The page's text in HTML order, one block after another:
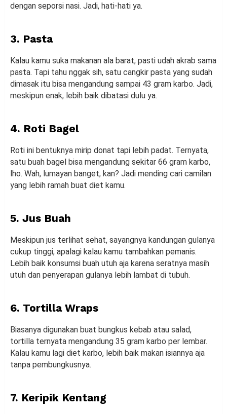
dengan seporsi nasi. Jadi, hati-hati ya.
3. Pasta
Kalau kamu suka makanan ala barat, pasti udah akrab sama
pasta. Tapi tahu nggak sih, satu cangkir pasta yang sudah
dimasak itu bisa mengandung sampai 43 gram karbo. Jadi,
meskipun enak, lebih baik dibatasi dulu ya.
4. Roti Bagel
Roti ini bentuknya mirip donat tapi lebih padat. Ternyata,
satu buah bagel bisa mengandung sekitar 66 gram karbo,
lho. Wah, lumayan banget, kan? Jadi mending cari camilan
yang lebih ramah buat diet kamu.
5. Jus Buah
Meskipun jus terlihat sehat, sayangnya kandungan gulanya
cukup tinggi, apalagi kalau kamu tambahkan pemanis.
Lebih baik konsumsi buah utuh aja karena seratnya masih
utuh dan penyerapan gulanya lebih lambat di tubuh.
6. Tortilla Wraps
Biasanya digunakan buat bungkus kebab atau salad,
tortilla ternyata mengandung 35 gram karbo per lembar.
Kalau kamu lagi diet karbo, lebih baik makan isiannya aja
tanpa pembungkusnya.
7. Keripik Kentang